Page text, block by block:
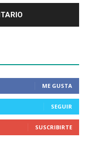
ME GUSTA
SEGUIR
SUSCRIBIRTE